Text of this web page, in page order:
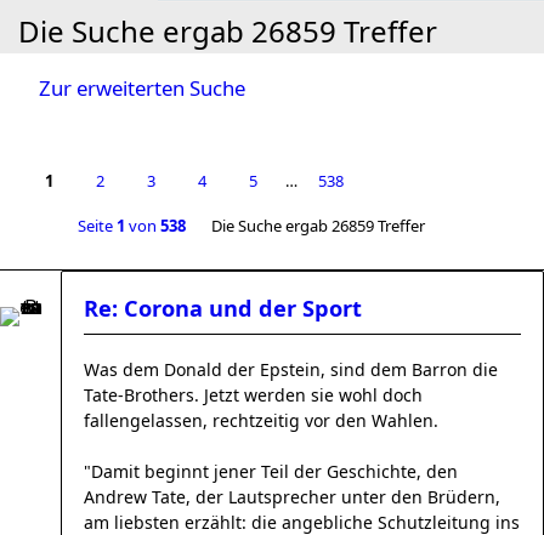
Die Suche ergab 26859 Treffer
Zur erweiterten Suche
1 2 3 4 5 … 538
Seite 1 von 538 Die Suche ergab 26859 Treffer
Re: Corona und der Sport
Was dem Donald der Epstein, sind dem Barron die
Tate-Brothers. Jetzt werden sie wohl doch
fallengelassen, rechtzeitig vor den Wahlen.
"Damit beginnt jener Teil der Geschichte, den
Andrew Tate, der Lautsprecher unter den Brüdern,
am liebsten erzählt: die angebliche Schutzleitung ins